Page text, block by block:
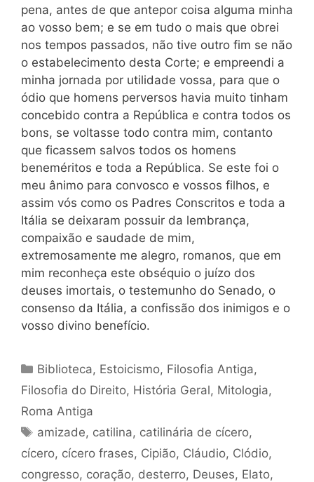
pena, antes de que antepor coisa alguma minha
ao vosso bem; e se em tudo o mais que obrei
nos tempos passados, não tive outro fim se não
o estabelecimento desta Corte; e empreendi a
minha jornada por utilidade vossa, para que o
ódio que homens perversos havia muito tinham
concebido contra a República e contra todos os
bons, se voltasse todo contra mim, contanto
que ficassem salvos todos os homens
beneméritos e toda a República. Se este foi o
meu ânimo para convosco e vossos filhos, e
assim vós como os Padres Conscritos e toda a
Itália se deixaram possuir da lembrança,
compaixão e saudade de mim,
extremosamente me alegro, romanos, que em
mim reconheça este obséquio o juízo dos
deuses imortais, o testemunho do Senado, o
consenso da Itália, a confissão dos inimigos e o
vosso divino benefício.
Categorias
Biblioteca, Estoicismo, Filosofia Antiga,
Filosofia do Direito, História Geral, Mitologia,
Roma Antiga
Tags
amizade, catilina, catilinária de cícero,
cícero, cícero frases, Cipião, Cláudio, Clódio,
congresso, coração, desterro, Deuses, Elato,